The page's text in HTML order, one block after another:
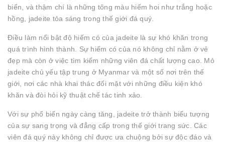
biển, và thậm chí là những tông màu hiếm hoi như trắng hoặc
hồng, jadeite tỏa sáng trong thế giới đá quý.
Điều làm nổi bật độ hiếm có của jadeite là sự khó khăn trong
quá trình hình thành. Sự hiếm có của nó không chỉ nằm ở vẻ
đẹp mà còn ở việc tìm kiếm những viên đá chất lượng cao. Mỏ
jadeite chủ yếu tập trung ở Myanmar và một số nơi trên thế
giới, nơi các nhà khai thác đối mặt với những điều kiện khó
khăn và đòi hỏi kỹ thuật chế tác tinh xảo.
Với sự phổ biến ngày càng tăng, jadeite trở thành biểu tượng
của sự sang trọng và đẳng cấp trong thế giới trang sức. Các
viên đá quý này không chỉ được ưa chuộng bởi sự độc đáo và